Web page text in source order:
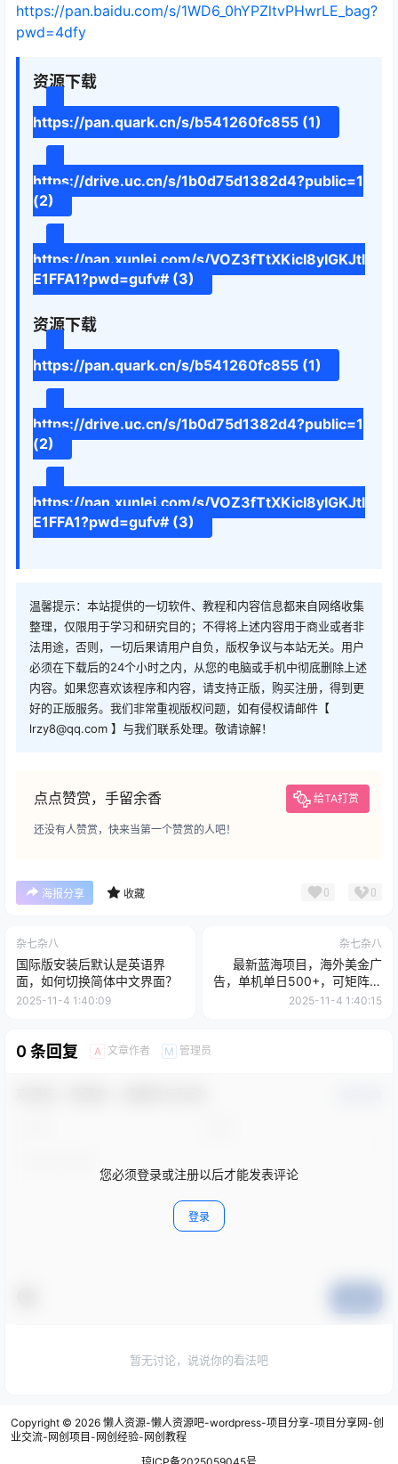
https://pan.baidu.com/s/1WD6_0hYPZltvPHwrLE_bag?
pwd=4dfy
资源下载
https://pan.quark.cn/s/b541260fc855 (1)
https://drive.uc.cn/s/1b0d75d1382d4?public=1
(2)
https://pan.xunlei.com/s/VOZ3fTtXKicI8yIGKJtl
E1FFA1?pwd=gufv# (3)
资源下载
https://pan.quark.cn/s/b541260fc855 (1)
https://drive.uc.cn/s/1b0d75d1382d4?public=1
(2)
https://pan.xunlei.com/s/VOZ3fTtXKicI8yIGKJtl
E1FFA1?pwd=gufv# (3)
温馨提示：本站提供的一切软件、教程和内容信息都来自网络收集
整理，仅限用于学习和研究目的；不得将上述内容用于商业或者非
法用途，否则，一切后果请用户自负，版权争议与本站无关。用户
必须在下载后的24个小时之内，从您的电脑或手机中彻底删除上述
内容。如果您喜欢该程序和内容，请支持正版，购买注册，得到更
好的正版服务。我们非常重视版权问题，如有侵权请邮件【
lrzy8@qq.com 】与我们联系处理。敬请谅解！
点点赞赏，手留余香 给TA打赏
还没有人赞赏，快来当第一个赞赏的人吧！
海报分享 收藏 0 0
杂七杂八
国际版安装后默认是英语界
面，如何切换简体中文界面？
2025-11-4 1:40:09
杂七杂八
最新蓝海项目，海外美金广
告，单机单日500+，可矩阵放
大，设备越多收益越大
2025-11-4 1:40:15
0 条回复 A 文章作者 M 管理员
您必须登录或注册以后才能发表评论
登录
暂无讨论，说说你的看法吧
Copyright © 2026 懒人资源-懒人资源吧-wordpress-项目分享-项目分享网-创
业交流-网创项目-网创经验-网创教程